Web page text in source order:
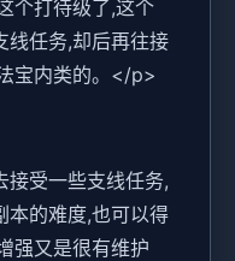
个打待级了,这个
线任务,却后再往接
宝内类的。</p>
受一些支线任务,
本的难度,也可以得
强又是很有维护